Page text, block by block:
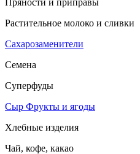
Пряности и приправы
Растительное молоко и сливки
Сахарозаменители
Семена
Суперфуды
Сыр Фрукты и ягоды
Хлебные изделия
Чай, кофе, какао